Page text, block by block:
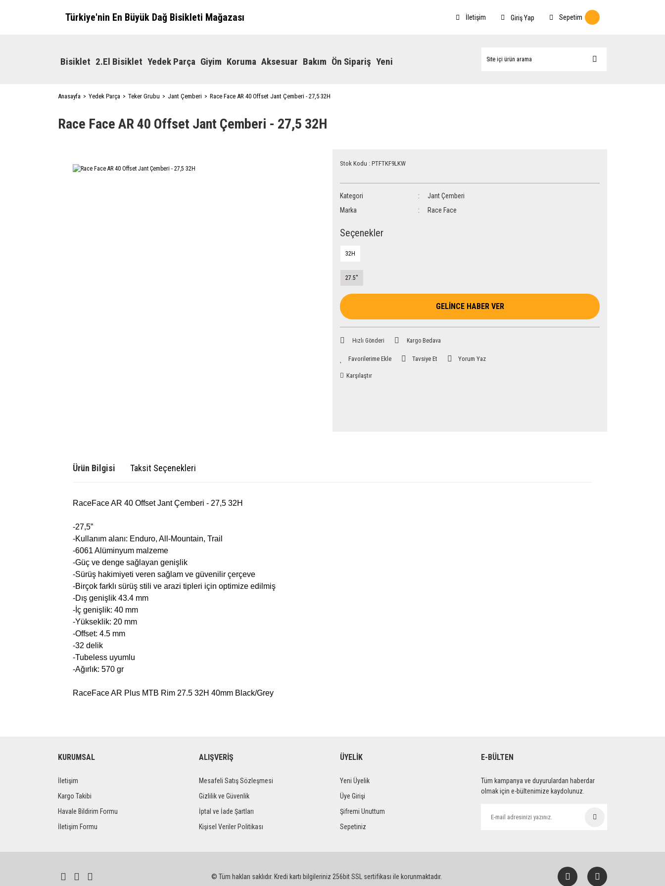
Türkiye'nin En Büyük Dağ Bisikleti Mağazası İletişim Giriş Yap Sepetim
Bisiklet 2.El Bisiklet Yedek Parça Giyim Koruma Aksesuar Bakım Ön Sipariş Yeni
Anasayfa Yedek Parça Teker Grubu Jant Çemberi Race Face AR 40 Offset Jant Çemberi - 27,5 32H
Race Face AR 40 Offset Jant Çemberi - 27,5 32H
Stok Kodu : PTFTKF9LKW
Kategori
Jant Çemberi
Marka
Race Face
Seçenekler
32H
27.5''
GELİNCE HABER VER
Hızlı Gönderi Kargo Bedava
Tavsiye Et Yorum Yaz
Karşılaştır
Ürün Bilgisi Taksit Seçenekleri
RaceFace AR 40 Offset Jant Çemberi - 27,5 32H
-27,5”
-Kullanım alanı: Enduro, All-Mountain, Trail
-6061 Alüminyum malzeme
-Güç ve denge sağlayan genişlik
-Sürüş hakimiyeti veren sağlam ve güvenilir çerçeve
-Birçok farklı sürüş stili ve arazi tipleri için optimize edilmiş
-Dış genişlik 43.4 mm
-İç genişlik: 40 mm
-Yükseklik: 20 mm
-Offset: 4.5 mm
-32 delik
-Tubeless uyumlu
-Ağırlık: 570 gr
RaceFace AR Plus MTB Rim 27.5 32H 40mm Black/Grey
KURUMSAL
İletişim
Kargo Takibi
Havale Bildirim Formu
İletişim Formu
ALIŞVERİŞ
Mesafeli Satış Sözleşmesi
Gizlilik ve Güvenlik
İptal ve İade Şartları
Kişisel Veriler Politikası
ÜYELİK
Yeni Üyelik
Üye Girişi
Şifremi Unuttum
Sepetiniz
E-BÜLTEN
Tüm kampanya ve duyurulardan haberdar
olmak için e-bültenimize kaydolunuz.
© Tüm hakları saklıdır. Kredi kartı bilgileriniz 256bit SSL sertifikası ile korunmaktadır.